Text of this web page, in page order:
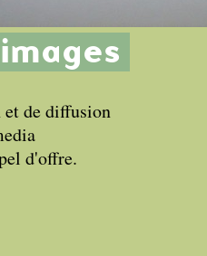
de diffusion
d'offre.